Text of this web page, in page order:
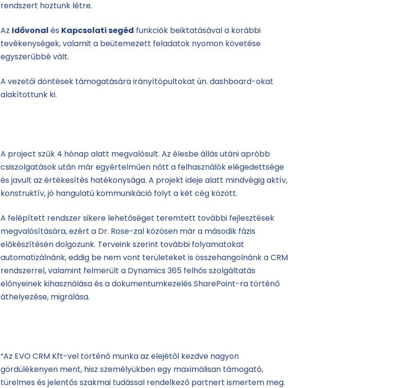
rendszert hoztunk létre.
Az Idővonal és Kapcsolati segéd funkciók beiktatásával a korábbi
tevékenységek, valamit a beütemezett feladatok nyomon követése
egyszerűbbé vált.
A vezetői döntések támogatására irányítópultokat ún. dashboard-okat
alakítottunk ki.
A project szűk 4 hónap alatt megvalósult. Az élesbe állás utáni apróbb
csiszolgatások után már egyértelműen nőtt a felhasználók elégedettsége
és javult az értékesítés hatékonysága. A projekt ideje alatt mindvégig aktív,
konstruktív, jó hangulatú kommunikáció folyt a két cég között.
A felépített rendszer sikere lehetőséget teremtett további fejlesztések
megvalósítására, ezért a Dr. Rose-zal közösen már a második fázis
előkészítésén dolgozunk. Terveink szerint további folyamatokat
automatizálnánk, eddig be nem vont területeket is összehangolnánk a CRM
rendszerrel, valamint felmerült a Dynamics 365 felhős szolgáltatás
előnyeinek kihasználása és a dokumentumkezelés SharePoint-ra történő
áthelyezése, migrálása.
“Az EVO CRM Kft-vel történő munka az elejétől kezdve nagyon
gördülékenyen ment, hisz személyükben egy maximálisan támogató,
türelmes és jelentős szakmai tudással rendelkező partnert ismertem meg.